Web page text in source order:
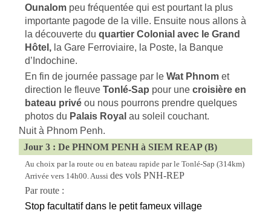
Ounalom peu fréquentée qui est pourtant la plus
importante pagode de la ville. Ensuite nous allons à
la découverte duquartier Colonial avec le Grand
Hôtel, la Gare Ferroviaire, la Poste, la Banque
d’Indochine.
En fin de journée passage par leWat Phnom et
direction le fleuveTonlé-Sap pour unecroisière en
bateau privé ou nous pourrons prendre quelques
photos du Palais Royal au soleil couchant.
Nuit à Phnom Penh.
Jour 3 : De PHNOM PENH à SIEM REAP (B)
Au choix par la route ou en bateau rapide par le Tonlé-Sap (314km)
Arrivée vers 14h00. Aussides vols PNH-REP
Par route :
Stop facultatif dans le petit fameux village